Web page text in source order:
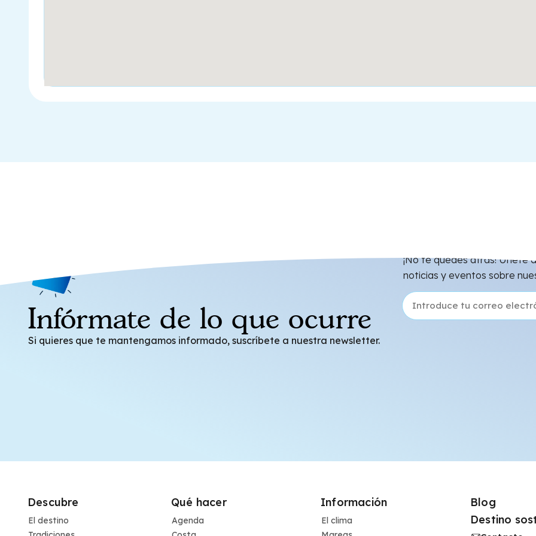
Infórmate de lo que ocurre
Si quieres que te mantengamos informado, suscríbete a nuestra newsletter.
¡No te quedes atrás! Únete
noticias y eventos sobre
Descubre
El destino
Qué hacer
Agenda
Información
El clima
Blog
Destino